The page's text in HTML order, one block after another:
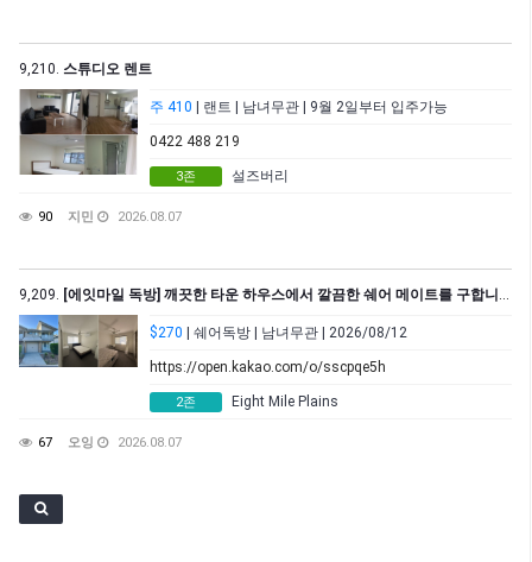
9,210. 스튜디오 렌트
주 410 | 랜트 | 남녀무관 | 9월 2일부터 입주가능
0422 488 219
3존 설즈버리
90 지민 2026.08.07
9,209. [에잇마일 독방] 깨끗한 타운 하우스에서 깔끔한 쉐어 메이트를 구합니다. – 8월 12일부터 입주 가능
$270 | 쉐어독방 | 남녀무관 | 2026/08/12
https://open.kakao.com/o/sscpqe5h
2존 Eight Mile Plains
67 오잉 2026.08.07